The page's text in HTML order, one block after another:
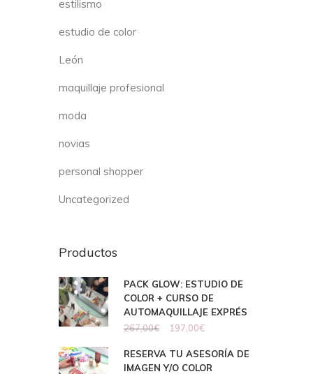
estilismo
estudio de color
León
maquillaje profesional
moda
novias
personal shopper
Uncategorized
Productos
PACK GLOW: ESTUDIO DE
COLOR + CURSO DE
AUTOMAQUILLAJE EXPRÉS
267,00€ 197,00€
RESERVA TU ASESORÍA DE
IMAGEN Y/O COLOR